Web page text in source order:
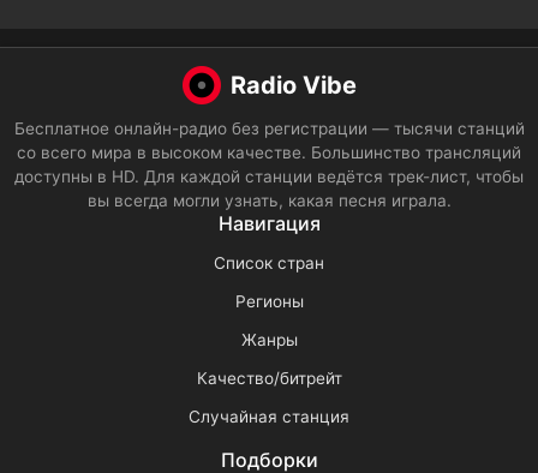
Radio Vibe
Бесплатное онлайн-радио без регистрации — тысячи станций
со всего мира в высоком качестве. Большинство трансляций
доступны в HD. Для каждой станции ведётся трек-лист, чтобы
вы всегда могли узнать, какая песня играла.
Навигация
Список стран
Регионы
Жанры
Качество/битрейт
Случайная станция
Подборки